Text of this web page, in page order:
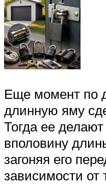
Еще момент по
длинную яму
Тогда ее
вполовину
загоняя его
зависимости от